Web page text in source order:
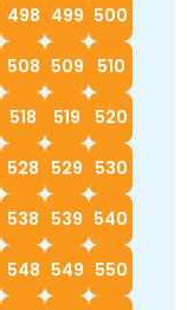
498 499 500
508 509 510
518 519 520
528 529 530
538 539 540
548 549 550